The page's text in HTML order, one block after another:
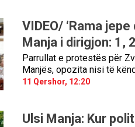
VIDEO/ ‘Rama
Manja i dirigjon: 1,
Parrullat e protestës për
Manjës, opozita nisi të
11 Qershor, 12:20
Ulsi Manja: Kur